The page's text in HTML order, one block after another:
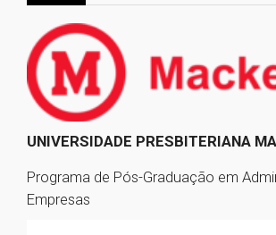
UNIVERSIDADE PRESBITERIANA
Programa de Pós-­Graduação em
Empresas